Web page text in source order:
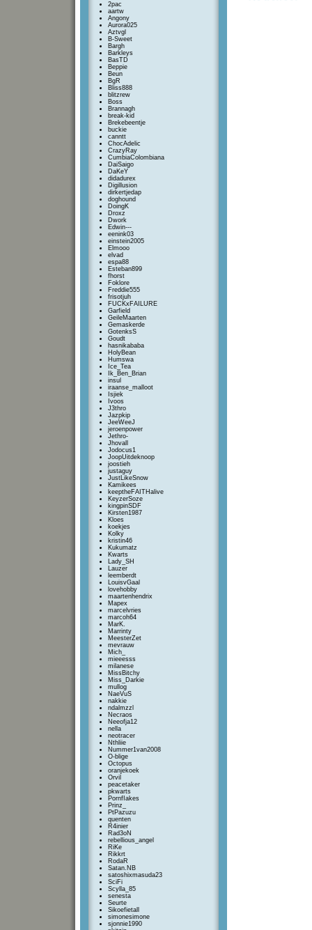
2pac
aartw
Angony
Aurora025
Aztvgl
B-Sweet
Bargh
Barkleys
BasTD
Beppie
Beun
BgR
Bliss888
blitzrew
Boss
Brannagh
break-kid
Brekebeentje
buckie
canntt
ChocAdelic
CrazyRay
CumbiaColombiana
DaiSaigo
DaKeY
didadurex
Digillusion
dirkertjedap
doghound
DoingK
Droxz
Dwork
Edwin---
eenink03
einstein2005
Elmooo
elvad
espa88
Esteban899
fhorst
Foklore
Freddie555
frisotjuh
FUCKxFAILURE
Garfield
GeileMaarten
Gemaskerde
GotenksS
Goudt
hasnikababa
HolyBean
Humswa
Ice_Tea
Ik_Ben_Brian
insul
iraanse_malloot
Isjiek
Ivoos
J3thro
Jazpkip
JeeWeeJ
jeroenpower
Jethro-
Jhovall
Jodocus1
JoopUitdeknoop
joostieh
justaguy
JustLikeSnow
Kamikees
keeptheFAITHalive
KeyzerSoze
kingpinSDF
Kirsten1987
Kloes
koekjes
Kolky
kristin46
Kukumatz
Kwarts
Lady_SH
Lauzer
leemberdt
LouisvGaal
lovehobby
maartenhendrix
Mapex
marcelvries
marcoh64
MarK.
Marrinty
MeesterZet
mevrauw
Mich_
mieeesss
milanese
MissBitchy
Miss_Darkie
mullog
NaeVuS
nakkie
ndalmzzl
Necraos
Neeofja12
nella
neotracer
Nthliie
Nummer1van2008
O-blige
Octopus
oranjekoek
Orvil
peacetaker
pkwarts
PornfIakes
Prinz_
PtPazuzu
quenten
R4inier
Rad3oN
rebellious_angel
RiKe
Rikkrt
RodaR
Satan.NB
satoshixmasuda23
SciFi
Scylla_85
senesta
Seurte
Sikoefietall
simonesimone
sjonnie1990